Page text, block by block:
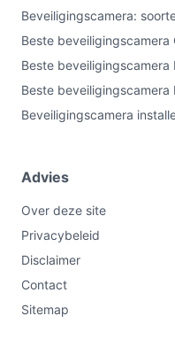
Beveiligingscamera:
Beste beveiligingscamera
Beste
Beste
Beveiligingscamera
Advies
Over deze site
Privacybeleid
Disclaimer
Contact
Sitemap